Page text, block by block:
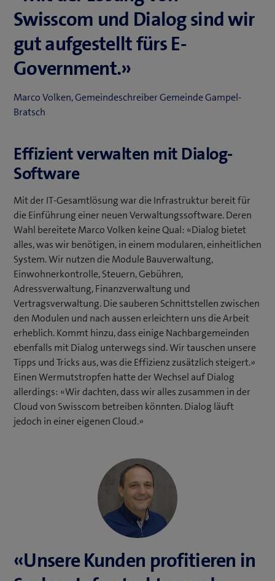
Swisscom und Dialog sind wir
gut aufgestellt fürs E-
Government.»
Marco Volken, Gemeindeschreiber Gemeinde Gampel-
Bratsch
Effizient verwalten mit Dialog-
Software
Mit der IT-Gesamtlösung war die Infrastruktur bereit für
die Einführung einer neuen Verwaltungssoftware. Deren
Wahl bereitete Marco Volken keine Qual: «Dialog bietet
alles, was wir benötigen, in einem modularen, einheitlichen
System. Wir nutzen die Module Bauverwaltung,
Einwohnerkontrolle, Steuern, Gebühren,
Adressverwaltung, Finanzverwaltung und
Vertragsverwaltung. Die sauberen Schnittstellen zwischen
den Modulen und nach aussen erleichtern uns die Arbeit
erheblich. Kommt hinzu, dass einige Nachbargemeinden
ebenfalls mit Dialog unterwegs sind. Wir tauschen unsere
Tipps und Tricks aus, was die Effizienz zusätzlich steigert.»
Einen Wermutstropfen hatte der Wechsel auf Dialog
allerdings: «Wir dachten, dass wir alles zusammen in der
Cloud von Swisscom betreiben könnten. Dialog läuft
jedoch in einer eigenen Cloud.»
«Unsere Kunden profitieren in